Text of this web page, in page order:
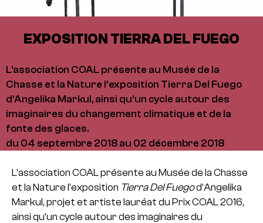
EXPOSITION TIERRA DEL FUEGO
L'association COAL présente au Musée de la
Chasse et la Nature l’exposition Tierra Del Fuego
d'Angelika Markul, ainsi qu’un cycle autour des
imaginaires du changement climatique et de la
fonte des glaces.
du 04 septembre 2018 au 02 décembre 2018
L’association COAL présente au Musée de la Chasse
et la Nature l’exposition Tierra Del Fuegod’Angelika
Markul, projet et artiste lauréat du Prix COAL 2016,
ainsi qu’un cycle autour des imaginaires du